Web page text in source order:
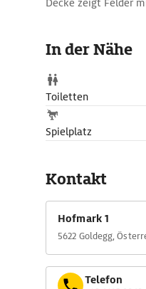
Decke zeigt Felder
von Schernberg.
Regelmäßig stehen
In der Nähe
Toiletten
Spielplatz
Kontakt
Hofmark 1
5622 Goldegg,
Telefon